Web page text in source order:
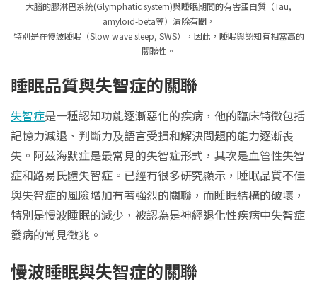
大腦的膠淋巴系統(Glymphatic system)與睡眠期間的有害蛋白質（Tau,
amyloid-beta等）清除有關，
特別是在慢波睡眠（Slow wave sleep, SWS），因此，睡眠與認知有相當高的
關聯性。
睡眠品質與失智症的關聯
失智症是一種認知功能逐漸惡化的疾病，他的臨床特徵包括
記憶力減退、判斷力及語言受損和解決問題的能力逐漸喪
失。阿茲海默症是最常見的失智症形式，其次是血管性失智
症和路易氏體失智症。已經有很多研究顯示，睡眠品質不佳
與失智症的風險增加有著強烈的關聯，而睡眠結構的破壞，
特別是慢波睡眠的減少，被認為是神經退化性疾病中失智症
發病的常見徵兆。
慢波睡眠與失智症的關聯